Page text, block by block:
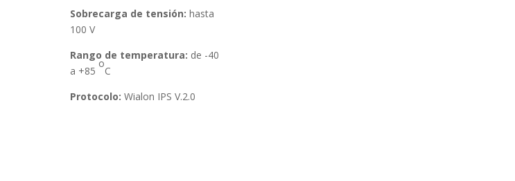
Sobrecarga de tensión: hasta
100 V
Rango de temperatura: de -40
a +85
о
C
Protocolo: Wialon IPS V.2.0